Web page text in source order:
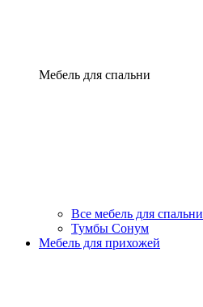
Мебель для спальни
Все мебель для спальни
Тумбы Сонум
Мебель для прихожей